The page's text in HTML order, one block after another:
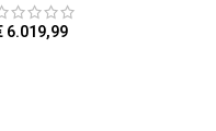
6.019,99